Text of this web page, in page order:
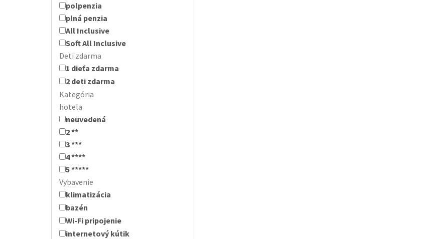
polpenzia
plná penzia
All Inclusive
Soft All Inclusive
Deti zdarma
1 dieťa zdarma
2 deti zdarma
Kategória
hotela
neuvedená
2 **
3 ***
4 ****
5 *****
Vybavenie
klimatizácia
bazén
Wi-Fi pripojenie
internetový kútik